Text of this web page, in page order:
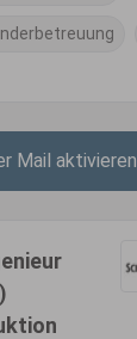
Mail aktivieren